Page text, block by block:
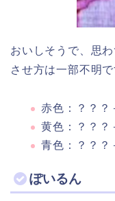
おいしそうで、思
させ方は一部不明で
赤色：？？？
黄色：？？？
青色：？？？
ぽいるん